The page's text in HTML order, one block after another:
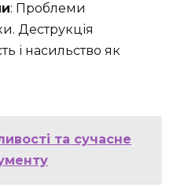
: Проблеми
Деструкція
і насильство як
та сучасне